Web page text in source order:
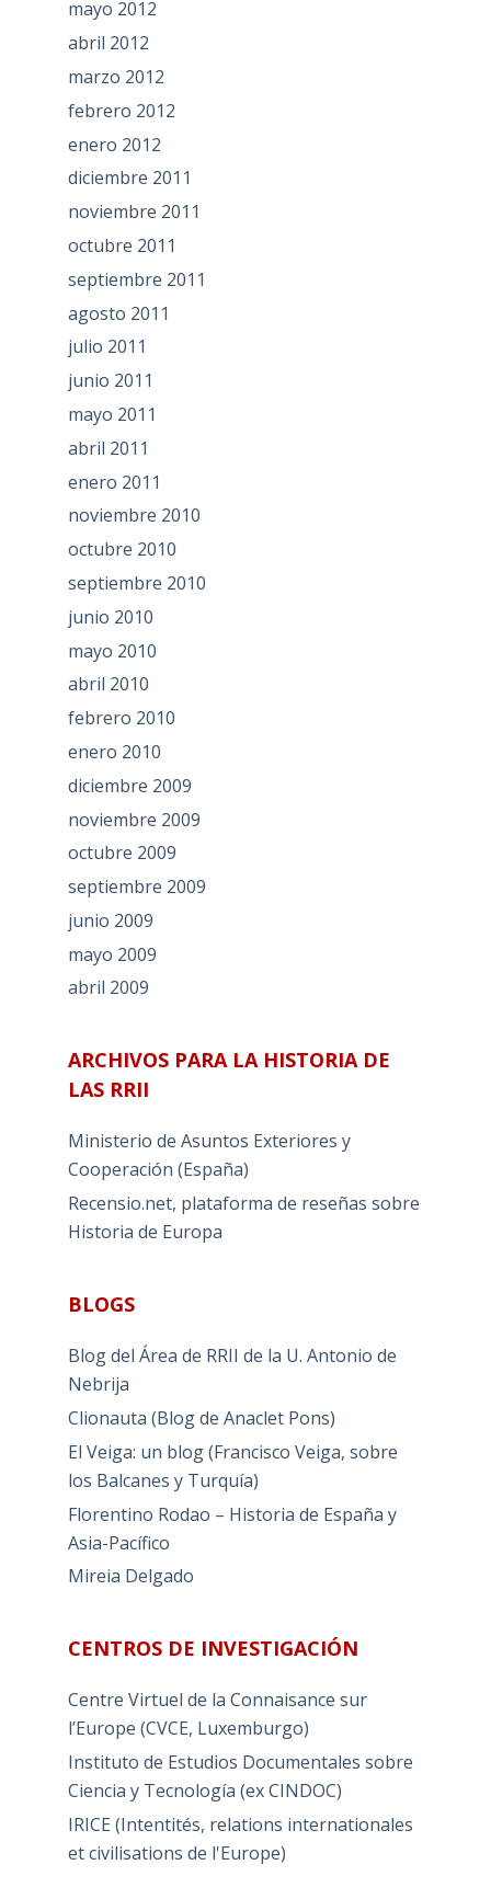
mayo 2012
abril 2012
marzo 2012
febrero 2012
enero 2012
diciembre 2011
noviembre 2011
octubre 2011
septiembre 2011
agosto 2011
julio 2011
junio 2011
mayo 2011
abril 2011
enero 2011
noviembre 2010
octubre 2010
septiembre 2010
junio 2010
mayo 2010
abril 2010
febrero 2010
enero 2010
diciembre 2009
noviembre 2009
octubre 2009
septiembre 2009
junio 2009
mayo 2009
abril 2009
ARCHIVOS PARA LA HISTORIA DE
LAS RRII
Ministerio de Asuntos Exteriores y
Cooperación (España)
Recensio.net, plataforma de reseñas sobre
Historia de Europa
BLOGS
Blog del Área de RRII de la U. Antonio de
Nebrija
Clionauta (Blog de Anaclet Pons)
El Veiga: un blog (Francisco Veiga, sobre
los Balcanes y Turquía)
Florentino Rodao – Historia de España y
Asia-Pacífico
Mireia Delgado
CENTROS DE INVESTIGACIÓN
Centre Virtuel de la Connaisance sur
l’Europe (CVCE, Luxemburgo)
Instituto de Estudios Documentales sobre
Ciencia y Tecnología (ex CINDOC)
IRICE (Intentités, relations internationales
et civilisations de l'Europe)